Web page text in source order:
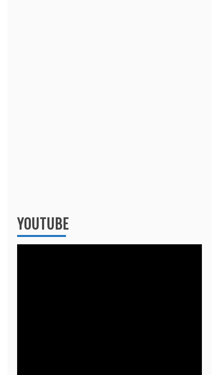
YOUTUBE